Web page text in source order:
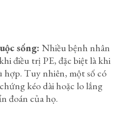
sống: Nhiều bệnh nhân
điều trị PE, đặc biệt là khi
hợp. Tuy nhiên, một số có
kéo dài hoặc lo lắng
đoán của họ.